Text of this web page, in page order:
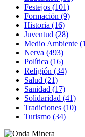
Festejos (101)
Formación (9)
Historia (16)
Juventud (28)
Medio Ambiente
Nerva (493)
Política (16)
Religión (34)
Salud (21)
Sanidad (17)
Solidaridad (41)
Tradiciones (10)
Turismo (34)